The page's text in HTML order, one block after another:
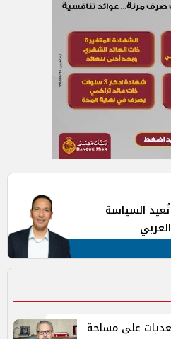
السياسة
تعديات على مساحة